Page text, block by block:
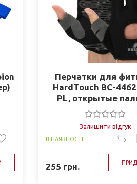
Перчатки для
HardTouch BC-4462
PL, открытые
Залишити відгук
В НАЯВНОСТІ
255 грн.